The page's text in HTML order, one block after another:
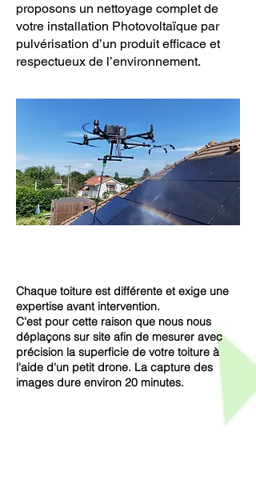
proposons un nettoyage complet de
votre installation Photovoltaïque par
pulvérisation d’un produit efficace et
respectueux de l’environnement.
Chaque toiture estdifférente et exige une
expertise avant intervention.
C'est pour cette raison que nous nous
déplaçons sur site afin de mesurer avec
précision la superficie de votre toiture à
l'aide d'un petit drone. La capture des
images dure environ 20 minutes.